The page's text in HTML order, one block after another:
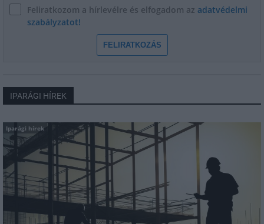
Feliratkozom a hírlevélre és elfogadom az adatvédelmi
szabályzatot!
FELIRATKOZÁS
IPARÁGI HÍREK
Iparági hírek